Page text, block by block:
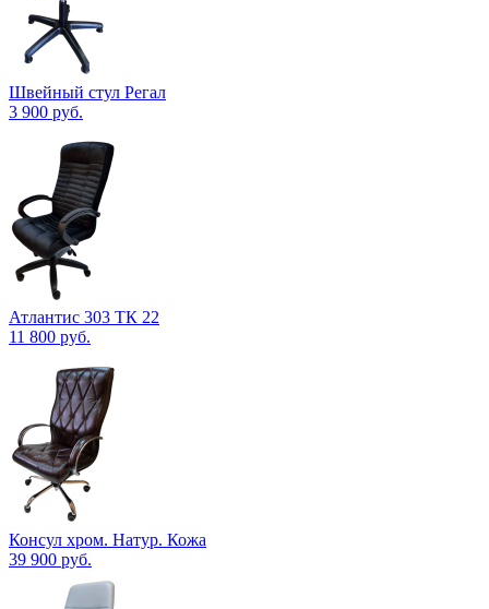
Швейный стул Регал
3 900 руб.
Атлантис 303 ТК 22
11 800 руб.
Консул хром. Натур. Кожа
39 900 руб.